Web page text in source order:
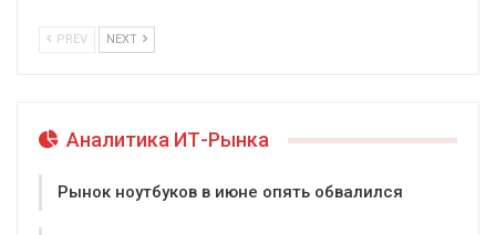
PREV NEXT
Аналитика ИТ-Рынка
Рынок ноутбуков в июне опять обвалился